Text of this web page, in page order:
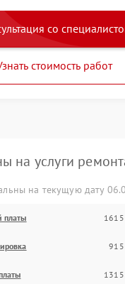
со
стоимость работ
на услуги
на текущую дату
платы